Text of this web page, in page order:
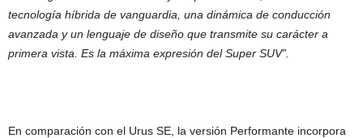
tecnología híbrida de vanguardia, una dinámica de conducción
avanzada y un lenguaje de diseño que transmite su carácter a
primera vista. Es la máxima expresión del Super SUV”.
En comparación con el Urus SE, la versión Performante incorpora